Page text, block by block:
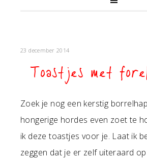
23 december 2014
Toastjes met
Zoek je nog een kerstig
hongerige hordes even zoet te
ik deze toastjes voor je. Laat ik
zeggen dat je er zelf uiteraard